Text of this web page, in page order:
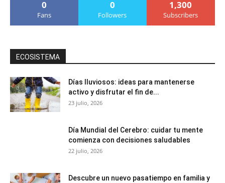
0
Fans
0
Followers
1,300
Subscribers
ECOSISTEMA
Días lluviosos: ideas para mantenerse
activo y disfrutar el fin de...
23 julio, 2026
Día Mundial del Cerebro: cuidar tu mente
comienza con decisiones saludables
22 julio, 2026
Descubre un nuevo pasatiempo en familia y